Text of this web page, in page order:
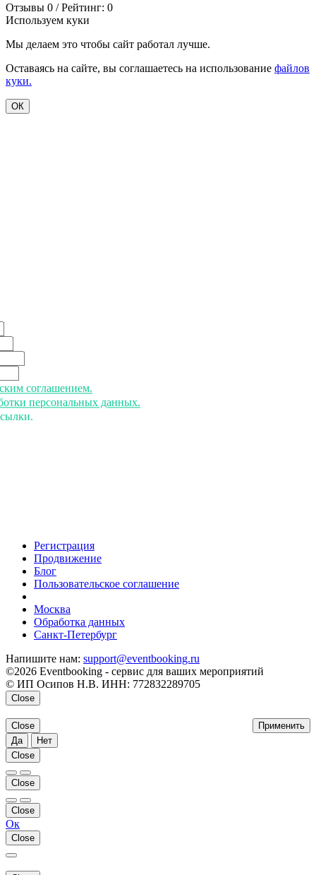
Отзывы 0 / Рейтинг: 0
Используем куки
Мы делаем это чтобы сайт работал лучше.
Оставаясь на сайте, вы соглашаетесь на использование файлов
куки.
ОК
соглашением.
персональных данных.
Регистрация
Продвижение
Блог
Пользовательское соглашение
Москва
Обработка данных
Санкт-Петербург
Напишите нам: support@eventbooking.ru
©2026 Eventbooking - сервис для ваших мероприятий
© ИП Осипов Н.В. ИНН: 772832289705
Close
Применить
Close
Да
Нет
Close
Close
Close
Ок
Close